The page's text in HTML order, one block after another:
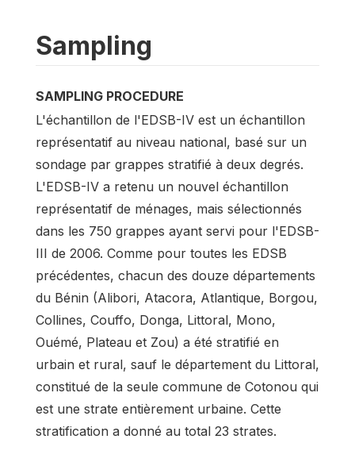
Sampling
SAMPLING PROCEDURE
L'échantillon de l'EDSB-IV est un échantillon
représentatif au niveau national, basé sur un
sondage par grappes stratifié à deux degrés.
L'EDSB-IV a retenu un nouvel échantillon
représentatif de ménages, mais sélectionnés
dans les 750 grappes ayant servi pour l'EDSB-
III de 2006. Comme pour toutes les EDSB
précédentes, chacun des douze départements
du Bénin (Alibori, Atacora, Atlantique, Borgou,
Collines, Couffo, Donga, Littoral, Mono,
Ouémé, Plateau et Zou) a été stratifié en
urbain et rural, sauf le département du Littoral,
constitué de la seule commune de Cotonou qui
est une strate entièrement urbaine. Cette
stratification a donné au total 23 strates.